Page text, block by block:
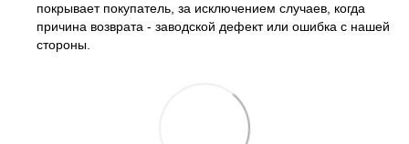
покрывает покупатель, за исключением случаев, когда
причина возврата - заводской дефект или ошибка с нашей
стороны.